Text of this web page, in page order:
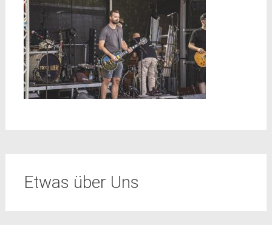
Etwas über Uns